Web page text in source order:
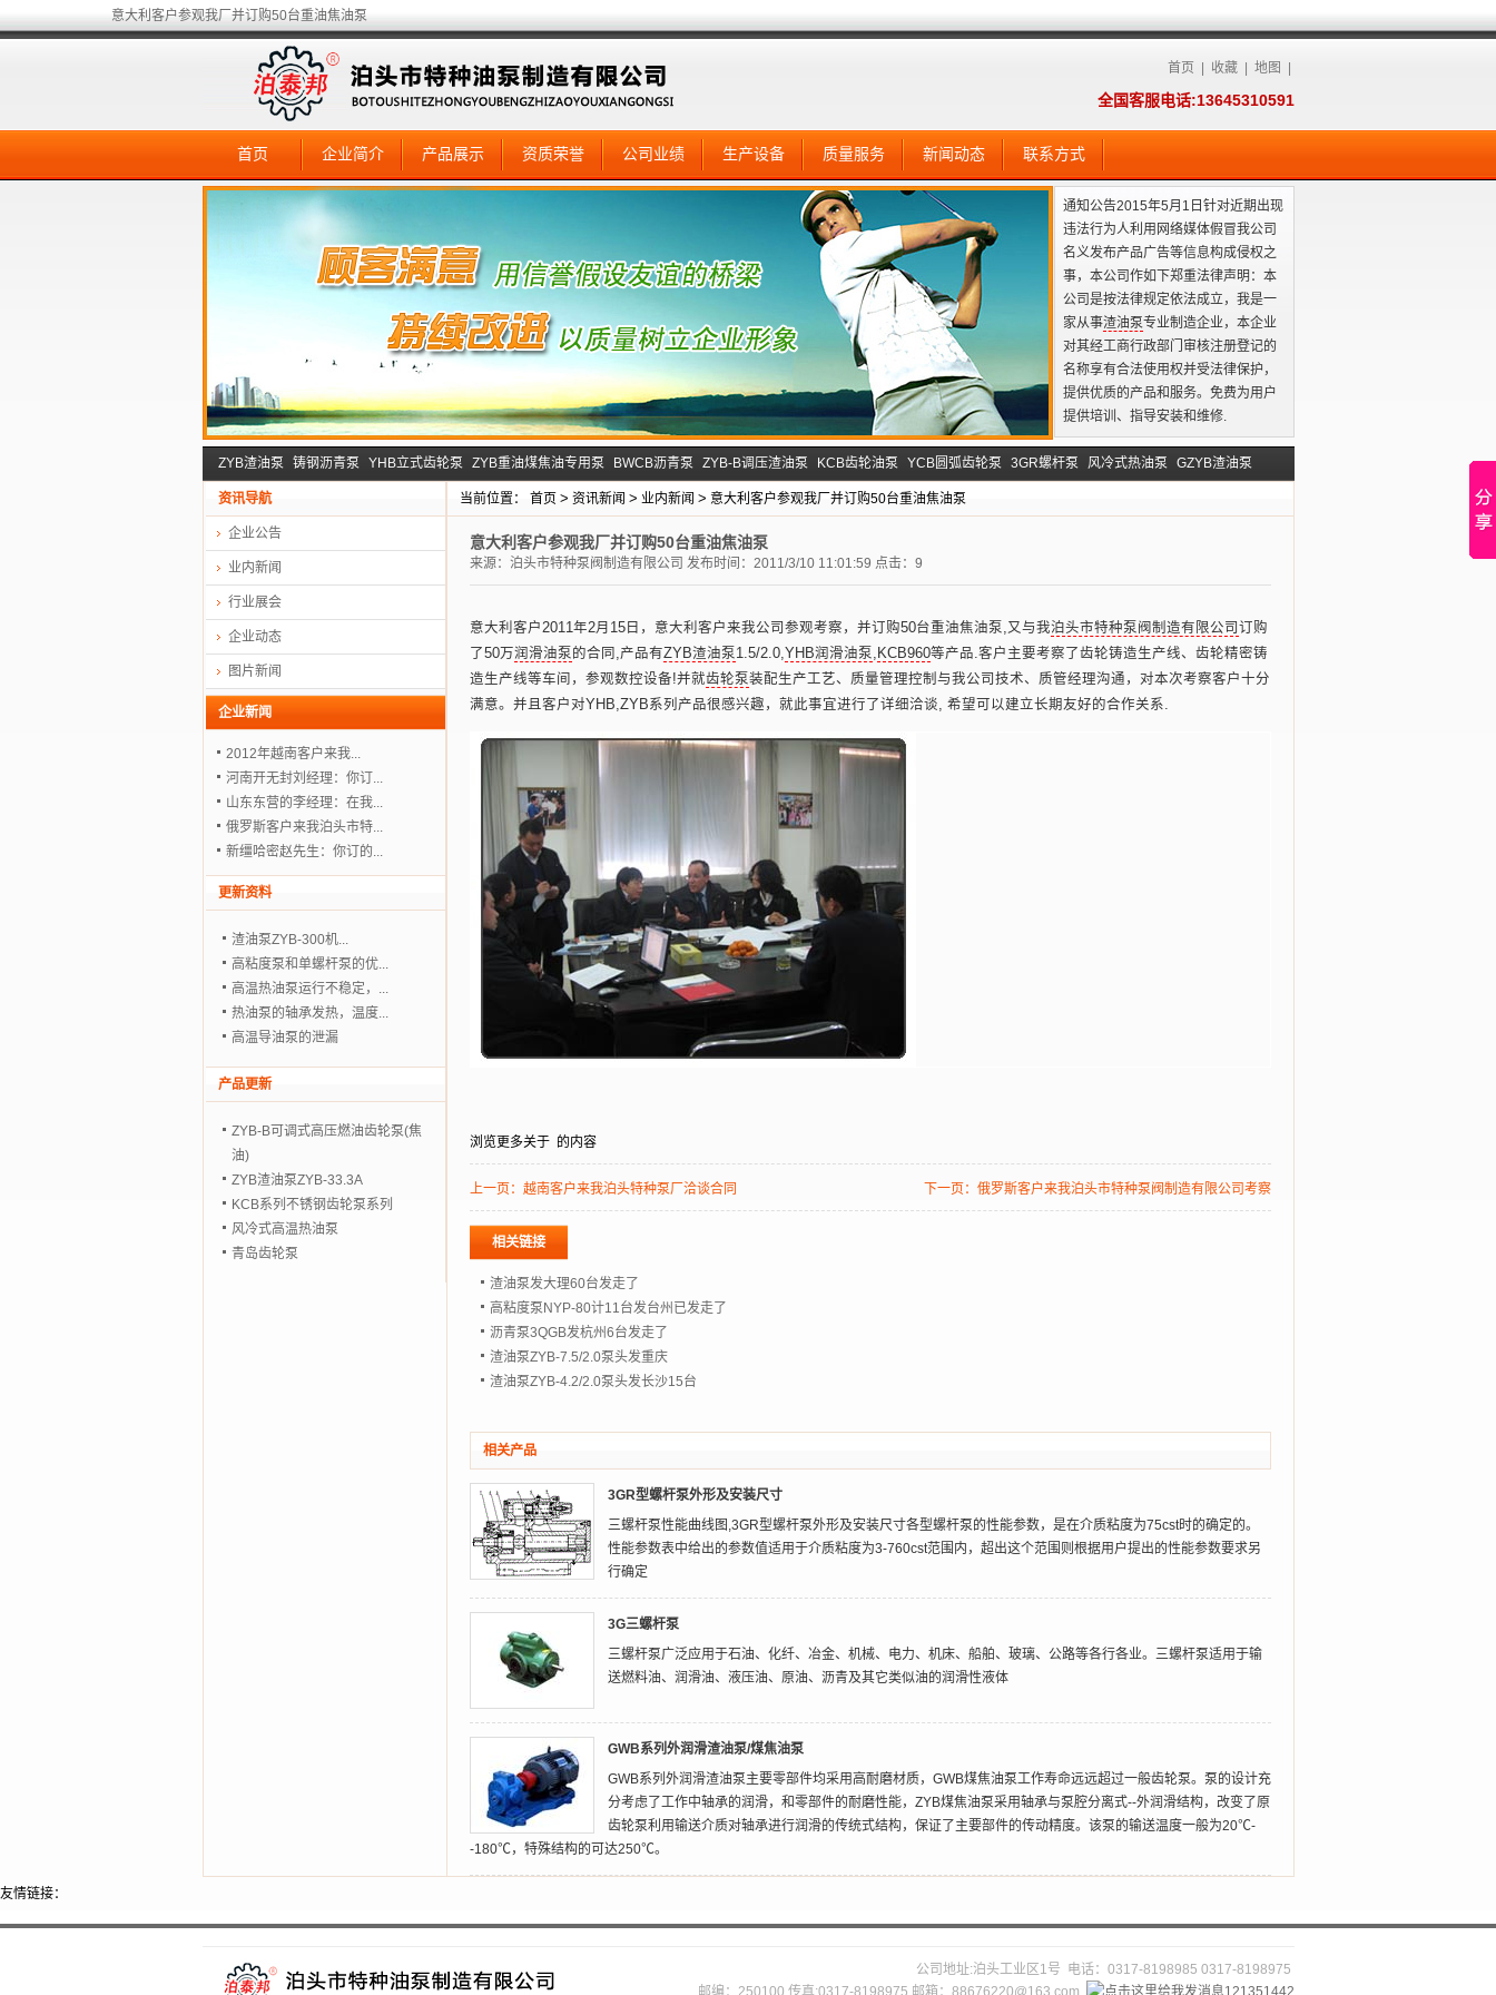
意大利客户参观我厂并订购50台重油焦油泵
首页 收藏 地图
全国客服电话:13645310591
首页 企业简介 产品展示 资质荣誉 公司业绩 生产设备 质量服务 新闻动态 联系方式
通知公告2015年5月1日针对近期出现
违法行为人利用网络媒体假冒我公司
名义发布产品广告等信息构成侵权之
事，本公司作如下郑重法律声明：本
公司是按法律规定依法成立，我是一
家从事渣油泵专业制造企业，本企业
对其经工商行政部门审核注册登记的
名称享有合法使用权并受法律保护，
提供优质的产品和服务。免费为用户
提供培训、指导安装和维修.
ZYB渣油泵 铸钢沥青泵 YHB立式齿轮泵 ZYB重油煤焦油专用泵 BWCB沥青泵 ZYB-B调压渣油泵 KCB齿轮油泵 YCB圆弧齿轮泵 3GR螺杆泵 风冷式热油泵 GZYB渣油泵
当前位置： 首页 > 资讯新闻 > 业内新闻 > 意大利客户参观我厂并订购50台重油焦油泵
意大利客户参观我厂并订购50台重油焦油泵
来源： 泊头市特种泵阀制造有限公司 发布时间：2011/3/10 11:01:59 点击：9
意大利客户2011年2月15日，意大利客户来我公司参观考察，并订购50台重油焦油泵,又与我泊头市特种泵阀制造有限公司订购
了50万润滑油泵 的合同,产品有ZYB渣油泵 1.5/2.0, YHB润滑油泵 KCB960等产品.客户主要考察了齿轮铸造生产线、齿轮精密铸
造生产线等车间，参观数控设备!并就齿轮泵装配生产工艺、质量管理控制与我公司技术、质管经理沟通，对本次考察客户十分
满意。并且客户对YHB,ZYB系列产品很感兴趣，就此事宜进行了详细洽谈, 希望可以建立长期友好的合作关系.
浏览更多关于 的内容
上一页： 越南客户来我泊头特种泵厂洽谈合同 下一页： 俄罗斯客户来我泊头市特种泵阀制造有限公司考察
相关链接
渣油泵发大理60台发走了
高粘度泵NYP-80计11台发台州已发走了
沥青泵3QGB发杭州6台发走了
渣油泵ZYB-7.5/2.0泵头发重庆
渣油泵ZYB-4.2/2.0泵头发长沙15台
相关产品
3GR型螺杆泵外形及安装尺寸
三螺杆泵性能曲线图,3GR型螺杆泵外形及安装尺寸各型螺杆泵的性能参数，是在介质粘度为75cst时的确定的。
性能参数表中给出的参数值适用于介质粘度为3-760cst范围内，超出这个范围则根据用户提出的性能参数要求另
行确定
3G三螺杆泵
三螺杆泵广泛应用于石油、化纤、冶金、机械、电力、机床、船舶、玻璃、公路等各行各业。三螺杆泵适用于输
送燃料油、润滑油、液压油、原油、沥青及其它类似油的润滑性液体
GWB系列外润滑渣油泵/煤焦油泵
GWB系列外润滑渣油泵主要零部件均采用高耐磨材质，GWB煤焦油泵工作寿命远远超过一般齿轮泵。泵的设计充
分考虑了工作中轴承的润滑，和零部件的耐磨性能，ZYB煤焦油泵采用轴承与泵腔分离式--外润滑结构，改变了原
齿轮泵利用输送介质对轴承进行润滑的传统式结构，保证了主要部件的传动精度。该泵的输送温度一般为20℃-
-180℃，特殊结构的可达250℃。
资讯导航
企业公告
业内新闻
行业展会
企业动态
图片新闻
企业新闻
2012年越南客户来我...
河南开无封刘经理：你订...
山东东营的李经理：在我...
俄罗斯客户来我泊头市特...
新缰哈密赵先生：你订的...
更新资料
渣油泵ZYB-300机...
高粘度泵和单螺杆泵的优...
高温热油泵运行不稳定，...
热油泵的轴承发热，温度...
高温导油泵的泄漏
产品更新
ZYB-B可调式高压燃油齿轮泵(焦
油)
ZYB渣油泵ZYB-33.3A
KCB系列不锈钢齿轮泵系列
风冷式高温热油泵
青岛齿轮泵
友情链接：
公司地址:泊头工业区1号 电话：0317-8198985 0317-8198975
邮编：250100 传真:0317-8198975 邮箱：88676220@163.com
121351442